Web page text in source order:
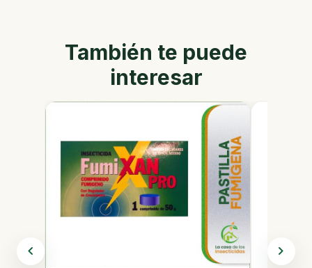
También te puede
interesar